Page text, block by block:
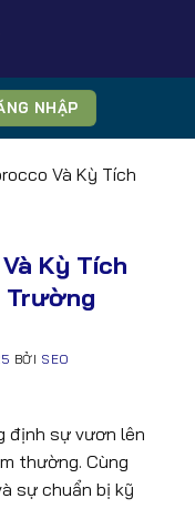
NHẬP
Và Kỳ Tích
Kỳ Tích
Trường
BỞI SEO
định sự vươn lên
thường. Cùng
sự chuẩn bị kỹ